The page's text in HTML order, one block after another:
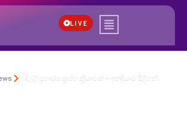
LIVE
දිල්ලි ප්‍රහාරය ත්‍රස්ත ක්‍රියාවක් – ඉන්දියාව පිළිගනී.